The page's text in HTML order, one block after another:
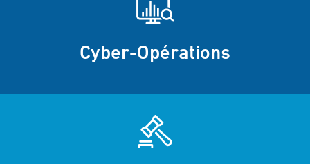
Cyber-Opérations